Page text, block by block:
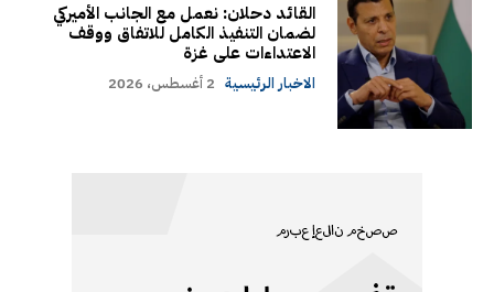
القائد دحلان: نعمل مع الجانب الأميركي
لضمان التنفيذ الكامل للاتفاق ووقف
الاعتداءات على غزة
الاخبار الرئيسية 2 أغسطس، 2026